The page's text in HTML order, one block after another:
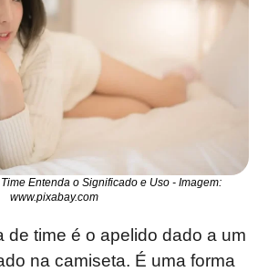
Entenda o Significado e Uso - Imagem:
www.pixabay.com
de time é o apelido dado a um
na camiseta. É uma forma